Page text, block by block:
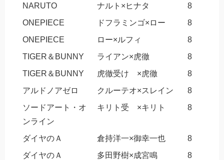
NARUTO
ナルト×ヒナタ
8
ONEPIECE
ドフラミンゴ×ロー
8
ONEPIECE
ロー×ルフィ
8
TIGER＆BUNNY
ライアン×虎徹
8
TIGER＆BUNNY
虎徹受け ×虎徹
8
アルドノアゼロ
クルーテオ×スレイン
8
ソードアート・オ
ンライン
キリト受 ×キリト 8
ダイヤのＡ 倉持洋一×御幸一也
8
ダイヤのＡ
多田野樹×成宮鳴
8